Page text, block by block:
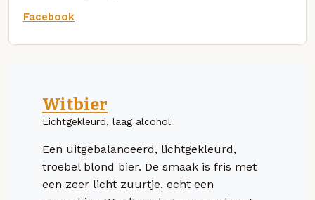
Facebook
Witbier
Lichtgekleurd, laag alcohol
Een uitgebalanceerd, lichtgekleurd,
troebel blond bier. De smaak is fris met
een zeer licht zuurtje, echt een